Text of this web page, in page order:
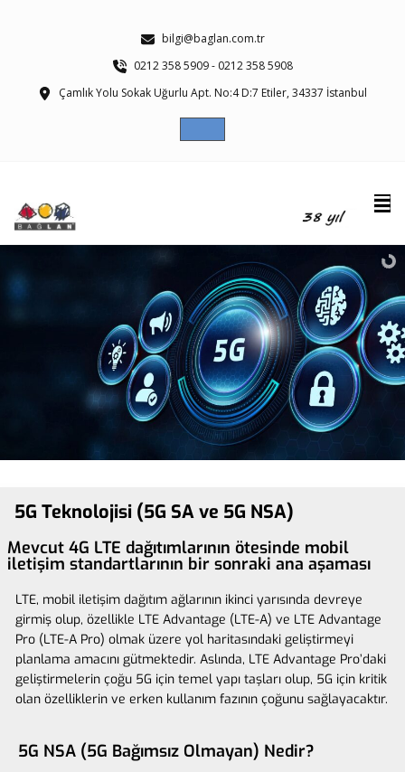
bilgi@baglan.com.tr
0212 358 5909 - 0212 358 5908
Çamlık Yolu Sokak Uğurlu Apt. No:4 D:7 Etiler, 34337 İstanbul
5G Teknolojisi (5G SA ve 5G NSA)
Mevcut 4G LTE dağıtımlarının ötesinde mobil
iletişim standartlarının bir sonraki ana aşaması
LTE, mobil iletişim dağıtım ağlarının ikinci yarısında devreye
girmiş olup, özellikle LTE Advantage (LTE-A) ve LTE Advantage
Pro (LTE-A Pro) olmak üzere yol haritasındaki geliştirmeyi
planlama amacını gütmektedir. Aslında, LTE Advantage Pro’daki
geliştirmelerin çoğu 5G için temel yapı taşları olup, 5G için kritik
olan özelliklerin ve erken kullanım fazının çoğunu sağlayacaktır.
5G NSA (5G Bağımsız Olmayan) Nedir?